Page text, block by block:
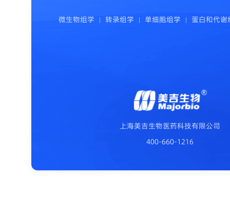
微生物组学 转录组学 单细胞组学 蛋白和代谢
上海美吉生物医药科技有限公司
400-660-1216